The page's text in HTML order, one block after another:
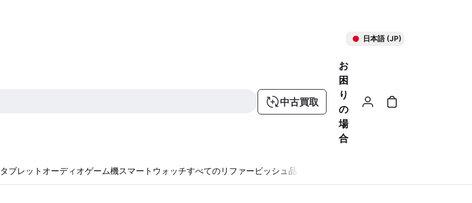
日本語 (JP)
中古買取
お
困
り
の
場
合
タブレット オーディオゲーム機スマートウォッチすべてのリファービッシュ品